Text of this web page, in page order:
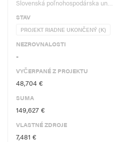
Slovenská poľnohospodárska un…
STAV
PROJEKT RIADNE UKONČENÝ (K)
NEZROVNALOSTI
-
VYČERPANÉ Z PROJEKTU
48,704 €
SUMA
149,627 €
VLASTNÉ ZDROJE
7,481 €